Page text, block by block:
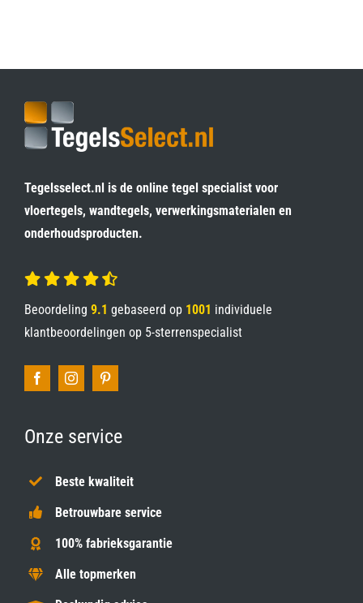
Tegelsselect.nl is de online tegel specialist voor
vloertegels, wandtegels, verwerkingsmaterialen en
onderhoudsproducten.
Beoordeling 9.1 gebaseerd op 1001 individuele
klantbeoordelingen op 5-sterrenspecialist
Onze service
Beste kwaliteit
Betrouwbare service
100% fabrieksgarantie
Alle topmerken